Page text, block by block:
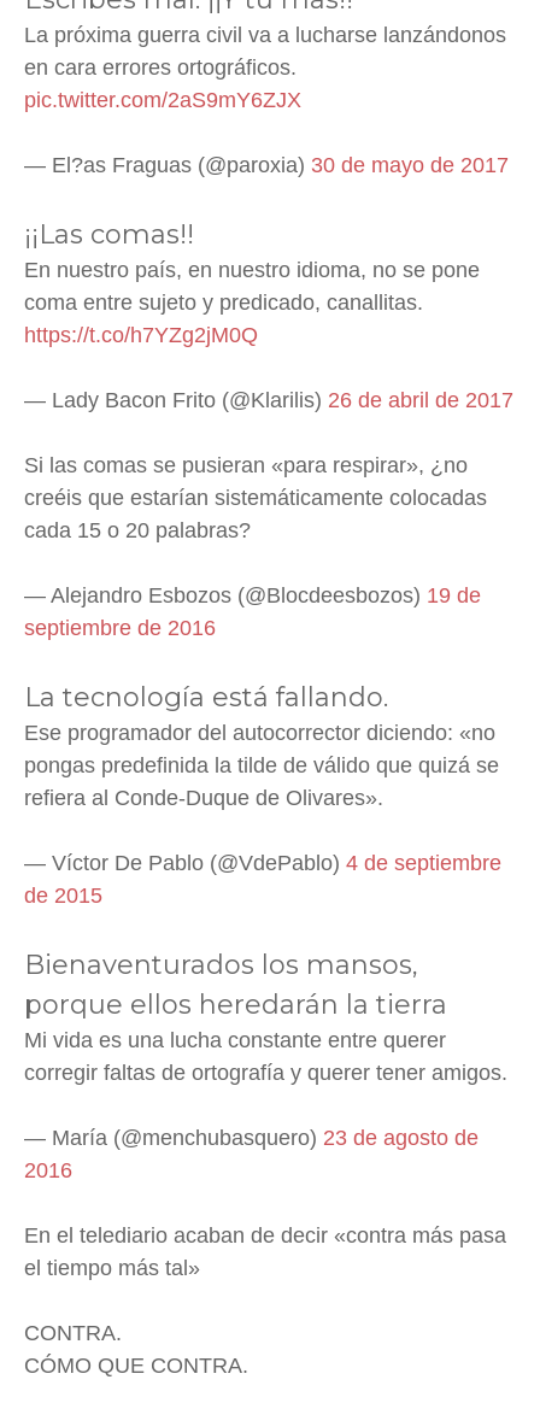
La próxima guerra civil va a lucharse lanzándonos
en cara errores ortográficos.
pic.twitter.com/2aS9mY6ZJX
— El?as Fraguas (@paroxia) 30 de mayo de 2017
¡¡Las comas!!
En nuestro país, en nuestro idioma, no se pone
coma entre sujeto y predicado, canallitas.
https://t.co/h7YZg2jM0Q
— Lady Bacon Frito (@Klarilis) 26 de abril de 2017
Si las comas se pusieran «para respirar», ¿no
creéis que estarían sistemáticamente colocadas
cada 15 o 20 palabras?
— Alejandro Esbozos (@Blocdeesbozos) 19 de
septiembre de 2016
La tecnología está fallando.
Ese programador del autocorrector diciendo: «no
pongas predefinida la tilde de válido que quizá se
refiera al Conde-Duque de Olivares».
— Víctor De Pablo (@VdePablo) 4 de septiembre
de 2015
Bienaventurados los mansos,
porque ellos heredarán la tierra
Mi vida es una lucha constante entre querer
corregir faltas de ortografía y querer tener amigos.
— María (@menchubasquero) 23 de agosto de
2016
En el telediario acaban de decir «contra más pasa
el tiempo más tal»
CONTRA.
CÓMO QUE CONTRA.